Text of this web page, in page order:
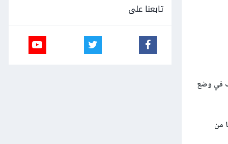
في وضع
من
تابعنا على